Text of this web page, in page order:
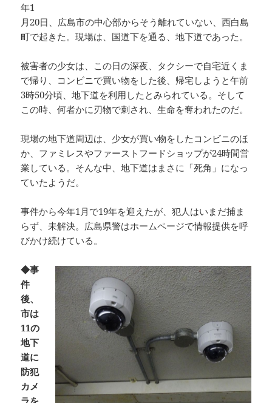
年1
月20日、広島市の中心部からそう離れていない、西白島
町で起きた。現場は、国道下を通る、地下道であった。
被害者の少女は、この日の深夜、タクシーで自宅近くま
で帰り、コンビニで買い物をした後、帰宅しようと午前
3時50分頃、地下道を利用したとみられている。そして
この時、何者かに刃物で刺され、生命を奪われたのだ。
現場の地下道周辺は、少女が買い物をしたコンビニのほ
か、ファミレスやファーストフードショップが24時間営
業している。そんな中、地下道はまさに「死角」になっ
ていたようだ。
事件から今年1月で19年を迎えたが、犯人はいまだ捕ま
らず、未解決。広島県警はホームページで情報提供を呼
びかけ続けている。
◆事
件
後、
市は
11の
地下
道に
防犯
カメ
ラを